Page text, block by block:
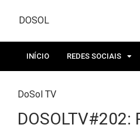
DOSOL
INÍCIO REDES SOCIAIS
DoSol TV
DOSOLTV#202: